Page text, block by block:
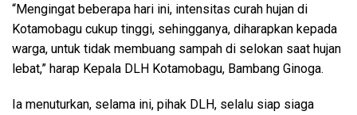
“Mengingat beberapa hari ini, intensitas curah hujan di
Kotamobagu cukup tinggi, sehingganya, diharapkan kepada
warga, untuk tidak membuang sampah di selokan saat hujan
lebat,” harap Kepala DLH Kotamobagu, Bambang Ginoga.
Ia menuturkan, selama ini, pihak DLH, selalu siap siaga